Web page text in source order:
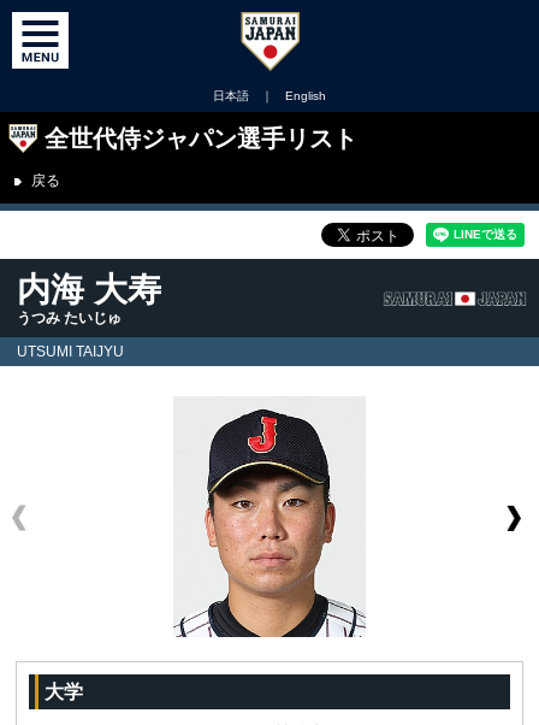
日本語 ｜ English
全世代侍ジャパン選手リスト
戻る
内海 大寿
うつみ たいじゅ
UTSUMI TAIJYU
大学